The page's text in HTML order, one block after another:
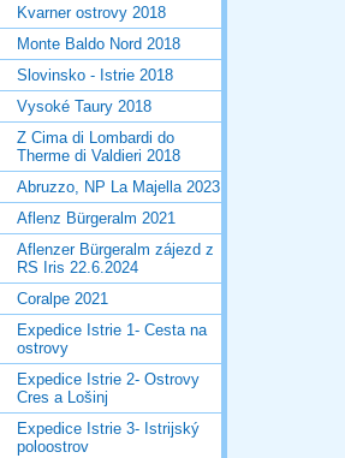
Kvarner ostrovy 2018
Monte Baldo Nord 2018
Slovinsko - Istrie 2018
Vysoké Taury 2018
Z Cima di Lombardi do
Therme di Valdieri 2018
Abruzzo, NP La Majella 2023
Aflenz Bürgeralm 2021
Aflenzer Bürgeralm zájezd z
RS Iris 22.6.2024
Coralpe 2021
Expedice Istrie 1- Cesta na
ostrovy
Expedice Istrie 2- Ostrovy
Cres a Lošinj
Expedice Istrie 3- Istrijský
poloostrov